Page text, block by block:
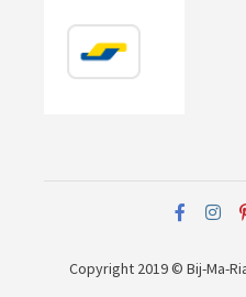
Copyright 2019 © Bij-Ma-